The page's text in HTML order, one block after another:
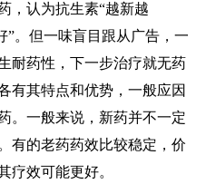
，认为抗生素“越新越
”。但一味盲目跟从广告，一
耐药性，下一步治疗就无药
有其特点和优势，一般应因
。一般来说，新药并不一定
有的老药药效比较稳定，价
疗效可能更好。